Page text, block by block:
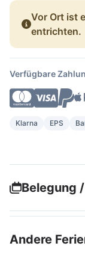
Vor Ort ist
entrichten.
Verfügbare
Klarna EPS
Belegung
Andere